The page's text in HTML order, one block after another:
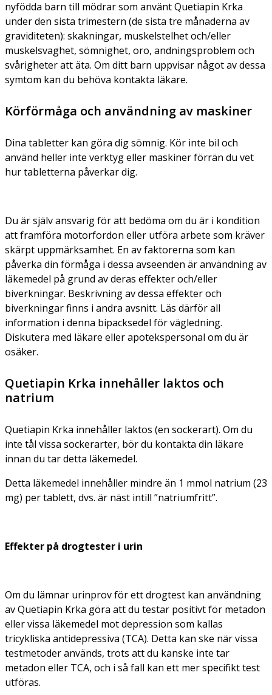
nyfödda barn till mödrar som använt Quetiapin Krka
under den sista trimestern (de sista tre månaderna av
graviditeten): skakningar, muskelstelhet och/eller
muskelsvaghet, sömnighet, oro, andningsproblem och
svårigheter att äta. Om ditt barn uppvisar något av dessa
symtom kan du behöva kontakta läkare.
Körförmåga och användning av maskiner
Dina tabletter kan göra dig sömnig. Kör inte bil och
använd heller inte verktyg eller maskiner förrän du vet
hur tabletterna påverkar dig.
Du är själv ansvarig för att bedöma om du är i kondition
att framföra motorfordon eller utföra arbete som kräver
skärpt uppmärksamhet. En av faktorerna som kan
påverka din förmåga i dessa avseenden är användning av
läkemedel på grund av deras effekter och/eller
biverkningar. Beskrivning av dessa effekter och
biverkningar finns i andra avsnitt. Läs därför all
information i denna bipacksedel för vägledning.
Diskutera med läkare eller apotekspersonal om du är
osäker.
Quetiapin Krka innehåller laktos och
natrium
Quetiapin Krka innehåller laktos (en sockerart). Om du
inte tål vissa sockerarter, bör du kontakta din läkare
innan du tar detta läkemedel.
Detta läkemedel innehåller mindre än 1 mmol natrium (23
mg) per tablett, dvs. är näst intill ”natriumfritt”.
Effekter på drogtester i urin
Om du lämnar urinprov för ett drogtest kan användning
av Quetiapin Krka göra att du testar positivt för metadon
eller vissa läkemedel mot depression som kallas
tricykliska antidepressiva (TCA). Detta kan ske när vissa
testmetoder används, trots att du kanske inte tar
metadon eller TCA, och i så fall kan ett mer specifikt test
utföras.